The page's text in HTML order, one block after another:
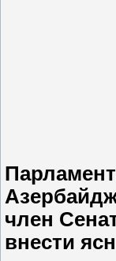
член
внести